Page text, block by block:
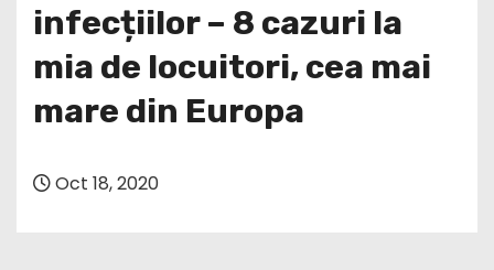
infecțiilor – 8 cazuri la
mia de locuitori, cea mai
mare din Europa
Oct 18, 2020